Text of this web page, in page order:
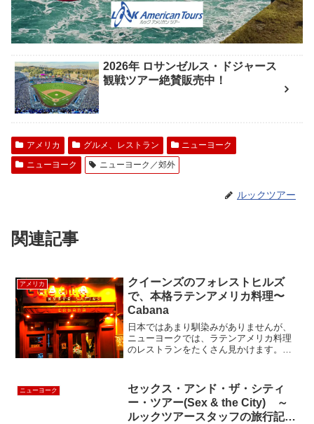
2026年 ロサンゼルス・ドジャース
観戦ツアー絶賛販売中！
アメリカ グルメ、レストラン
ニューヨーク
ニューヨーク
ニューヨーク／郊外
ルックツアー
関連記事
アメリカ
クイーンズのフォレストヒルズ
で、本格ラテンアメリカ料理〜
Cabana
日本ではあまり馴染みがありませんが、
ニューヨークでは、ラテンアメリカ料理
のレストランをたくさん見かけます。
ン料理レストランで、地下鉄のフォレス
トヒルズの駅から徒歩...
ニューヨーク
セックス・アンド・ザ・シティ
ー・ツアー(Sex & the City) ～
ルックツアースタッフの旅行記～